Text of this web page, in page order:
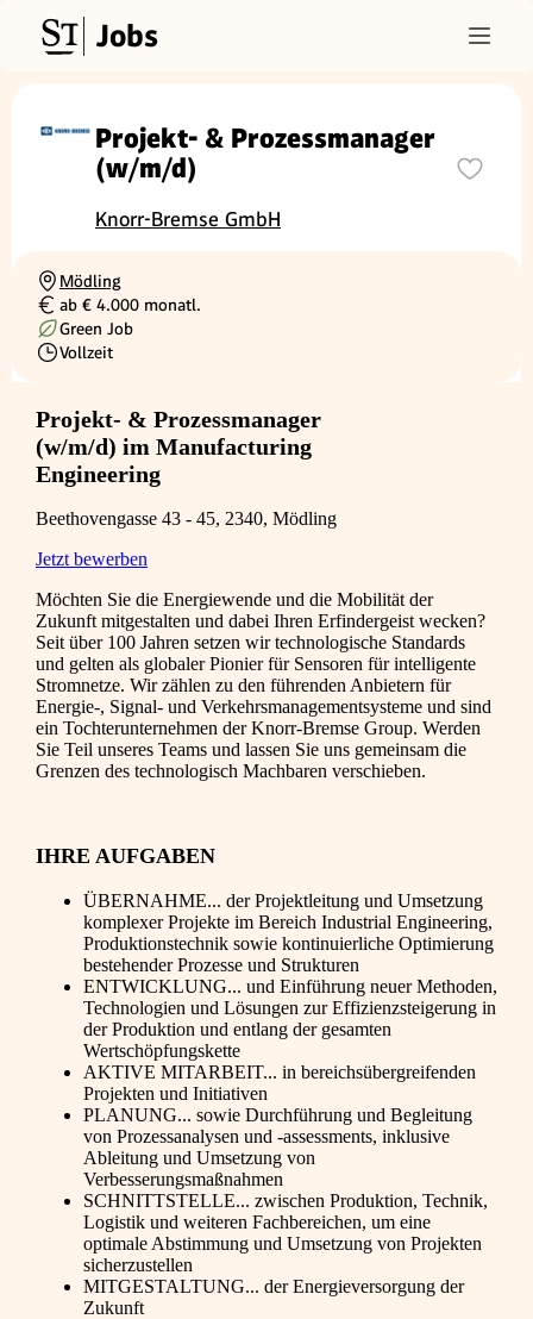
Jobs
Projekt- & Prozessmanager
(w/m/d)
Knorr-Bremse GmbH
Ortschaft
Mödling
Gehalt
ab € 4.000 monatl.
Green Job
Beschäftigungsart
Vollzeit
Projekt- & Prozessmanager
(w/m/d) im Manufacturing
Engineering
Beethovengasse 43 - 45, 2340, Mödling
Jetzt bewerben
Möchten Sie die Energiewende und die Mobilität der
Zukunft mitgestalten und dabei Ihren Erfindergeist wecken?
Seit über 100 Jahren setzen wir technologische Standards
und gelten als globaler Pionier für Sensoren für intelligente
Stromnetze. Wir zählen zu den führenden Anbietern für
Energie-, Signal- und Verkehrsmanagementsysteme und sind
ein Tochterunternehmen der Knorr-Bremse Group. Werden
Sie Teil unseres Teams und lassen Sie uns gemeinsam die
Grenzen des technologisch Machbaren verschieben.
IHRE AUFGABEN
ÜBERNAHME... der Projektleitung und Umsetzung
komplexer Projekte im Bereich Industrial Engineering,
Produktionstechnik sowie kontinuierliche Optimierung
bestehender Prozesse und Strukturen
ENTWICKLUNG... und Einführung neuer Methoden,
Technologien und Lösungen zur Effizienzsteigerung in
der Produktion und entlang der gesamten
Wertschöpfungskette
AKTIVE MITARBEIT... in bereichsübergreifenden
Projekten und Initiativen
PLANUNG... sowie Durchführung und Begleitung
von Prozessanalysen und -assessments, inklusive
Ableitung und Umsetzung von
Verbesserungsmaßnahmen
SCHNITTSTELLE... zwischen Produktion, Technik,
Logistik und weiteren Fachbereichen, um eine
optimale Abstimmung und Umsetzung von Projekten
sicherzustellen
MITGESTALTUNG... der Energieversorgung der
Zukunft